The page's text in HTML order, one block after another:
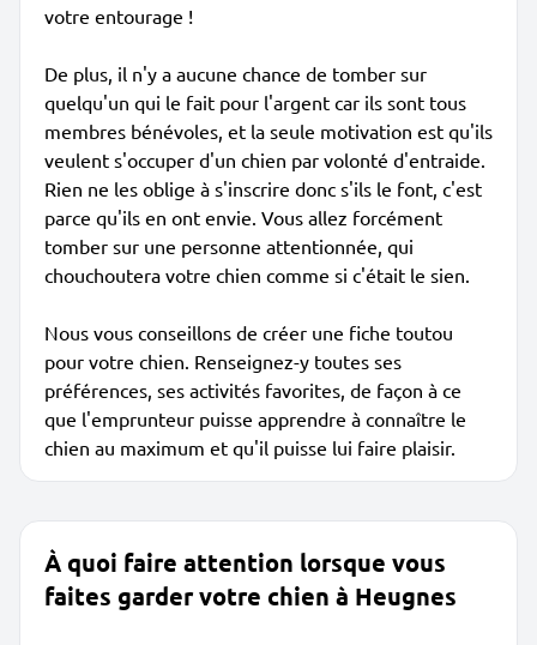
votre entourage !
De plus, il n'y a aucune chance de tomber sur
quelqu'un qui le fait pour l'argent car ils sont tous
membres bénévoles, et la seule motivation est qu'ils
veulent s'occuper d'un chien par volonté d'entraide.
Rien ne les oblige à s'inscrire donc s'ils le font, c'est
parce qu'ils en ont envie. Vous allez forcément
tomber sur une personne attentionnée, qui
chouchoutera votre chien comme si c'était le sien.
Nous vous conseillons de créer une fiche toutou
pour votre chien. Renseignez-y toutes ses
préférences, ses activités favorites, de façon à ce
que l'emprunteur puisse apprendre à connaître le
chien au maximum et qu'il puisse lui faire plaisir.
À quoi faire attention lorsque vous
faites garder votre chien à Heugnes